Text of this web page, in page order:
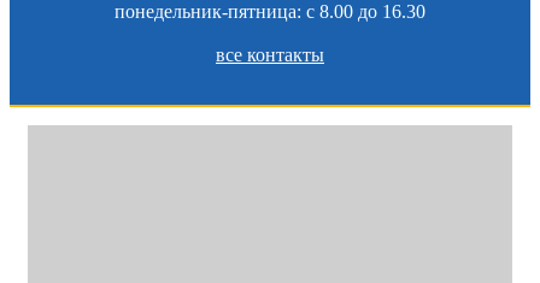
понедельник-пятница: c 8.00 до 16.30
все контакты